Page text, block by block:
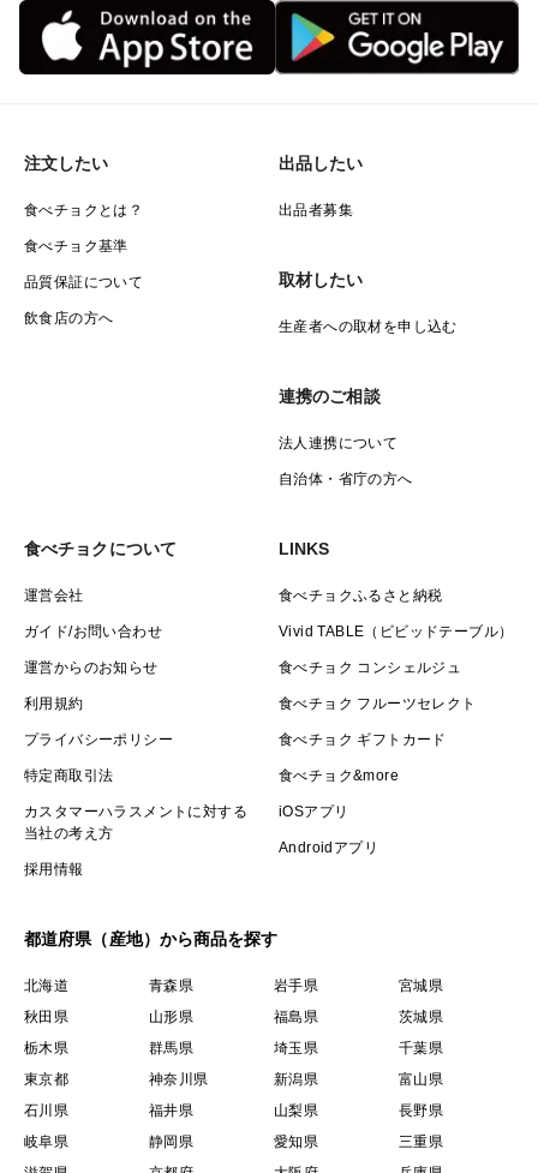
注文したい
食べチョクとは？
食べチョク基準
品質保証について
飲食店の方へ
出品したい
出品者募集
取材したい
生産者への取材を申し込む
連携のご相談
法人連携について
自治体・省庁の方へ
食べチョクについて
運営会社
ガイド/お問い合わせ
運営からのお知らせ
利用規約
プライバシーポリシー
特定商取引法
カスタマーハラスメントに対する
当社の考え方
採用情報
LINKS
食べチョクふるさと納税
Vivid TABLE（ビビッドテーブル）
食べチョク コンシェルジュ
食べチョク フルーツセレクト
食べチョク ギフトカード
食べチョク&more
iOSアプリ
Androidアプリ
都道府県（産地）から商品を探す
北海道 青森県 岩手県
宮城県
秋田県
山形県 福島県
茨城県
栃木県
群馬県 埼玉県
千葉県
東京都
神奈川県 新潟県
富山県
石川県
福井県 山梨県
長野県
岐阜県
静岡県 愛知県
三重県